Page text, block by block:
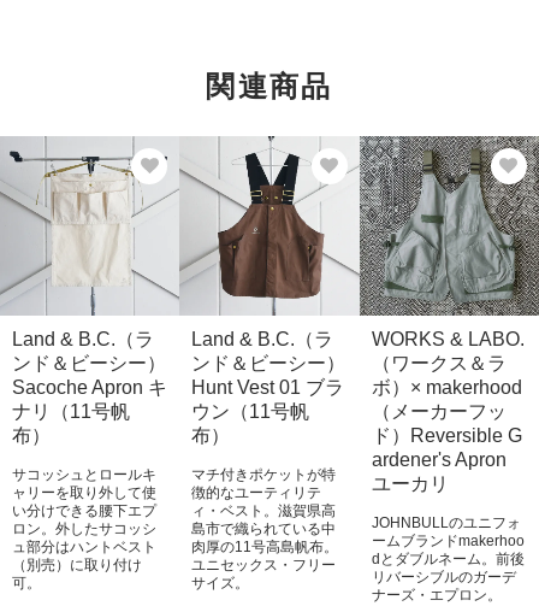
関連商品
Land & B.C.（ラ
ンド＆ビーシー）
Sacoche Apron キ
ナリ（11号帆
布）
サコッシュとロールキ
ャリーを取り外して使
い分けできる腰下エプ
ロン。外したサコッシ
ュ部分はハントベスト
（別売）に取り付け
可。
Land & B.C.（ラ
ンド＆ビーシー）
Hunt Vest 01 ブラ
ウン（11号帆
布）
マチ付きポケットが特
徴的なユーティリテ
ィ・ベスト。滋賀県高
島市で織られている中
肉厚の11号高島帆布。
ユニセックス・フリー
サイズ。
WORKS & LABO.
（ワークス＆ラ
ボ）× makerhood
（メーカーフッ
ド）Reversible G
ardener's Apron
ユーカリ
JOHNBULLのユニフォ
ームブランドmakerhoo
dとダブルネーム。前後
リバーシブルのガーデ
ナーズ・エプロン。